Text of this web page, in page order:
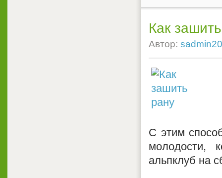
Как
Автор:
С этим
молодости,
альпклуб на